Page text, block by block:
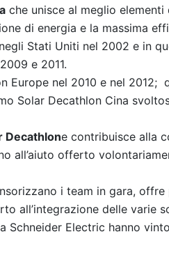
che unisce al meglio elementi
di energia e la massima
Stati Uniti nel 2002 e in
e 2011.
nel 2010 e nel 2012;
Solar Decathlon Cina
Decathlone contribuisce alla
all’aiuto offerto
i team in gara,
all’integrazione delle varie
Schneider Electric hanno